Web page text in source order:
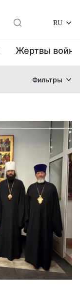
RU
Жертвы
Фильтры